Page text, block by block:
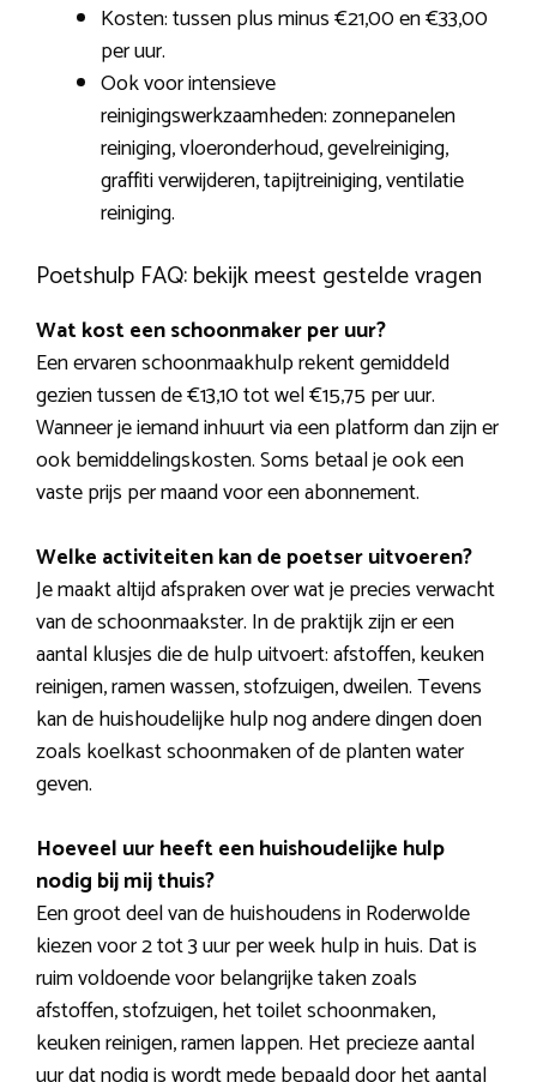
Kosten: tussen plus minus €21,00 en €33,00
per uur.
Ook voor intensieve
reinigingswerkzaamheden: zonnepanelen
reiniging, vloeronderhoud, gevelreiniging,
graffiti verwijderen, tapijtreiniging, ventilatie
reiniging.
Poetshulp FAQ: bekijk meest gestelde vragen
Wat kost een schoonmaker per uur?
Een ervaren schoonmaakhulp rekent gemiddeld
gezien tussen de €13,10 tot wel €15,75 per uur.
Wanneer je iemand inhuurt via een platform dan zijn er
ook bemiddelingskosten. Soms betaal je ook een
vaste prijs per maand voor een abonnement.
Welke activiteiten kan de poetser uitvoeren?
Je maakt altijd afspraken over wat je precies verwacht
van de schoonmaakster. In de praktijk zijn er een
aantal klusjes die de hulp uitvoert: afstoffen, keuken
reinigen, ramen wassen, stofzuigen, dweilen. Tevens
kan de huishoudelijke hulp nog andere dingen doen
zoals koelkast schoonmaken of de planten water
geven.
Hoeveel uur heeft een huishoudelijke hulp
nodig bij mij thuis?
Een groot deel van de huishoudens in Roderwolde
kiezen voor 2 tot 3 uur per week hulp in huis. Dat is
ruim voldoende voor belangrijke taken zoals
afstoffen, stofzuigen, het toilet schoonmaken,
keuken reinigen, ramen lappen. Het precieze aantal